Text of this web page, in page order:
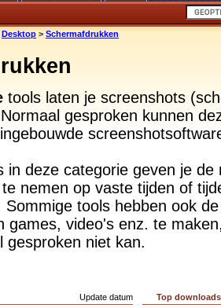
Desktop > Schermafdrukken
tools laten je screenshots
gesproken kunnen
in deze categorie geven je de
nemen op vaste tijden of
Sommige tools hebben ook
games, video's enz. te
gesproken niet kan.
Update datum Top downloads